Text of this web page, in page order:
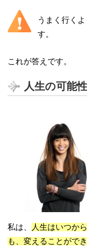
うまく行く
す。
これが答えです。
人生の可能
私は、
人生はいつか
も、変えることがで